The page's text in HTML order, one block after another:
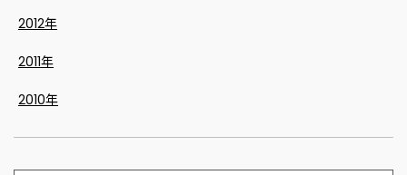
2012年
2011年
2010年